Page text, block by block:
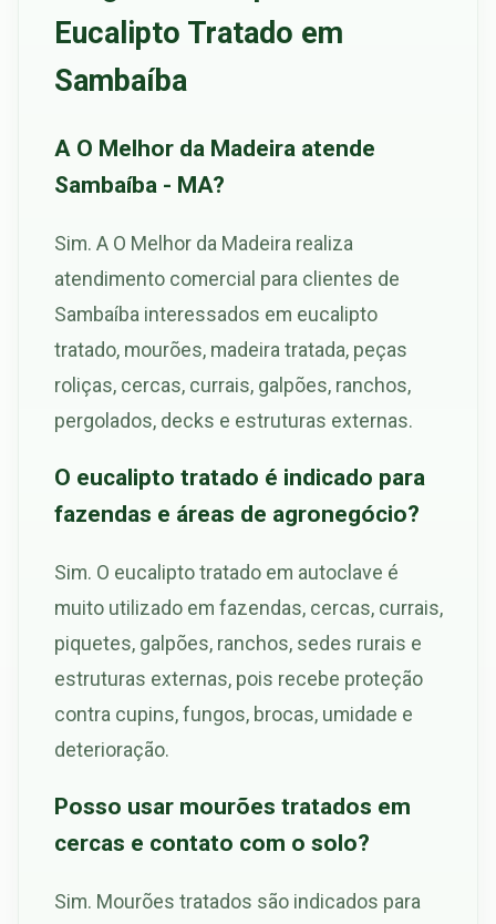
Eucalipto Tratado em
Sambaíba
A O Melhor da Madeira atende
Sambaíba - MA?
Sim. A O Melhor da Madeira realiza
atendimento comercial para clientes de
Sambaíba interessados em eucalipto
tratado, mourões, madeira tratada, peças
roliças, cercas, currais, galpões, ranchos,
pergolados, decks e estruturas externas.
O eucalipto tratado é indicado para
fazendas e áreas de agronegócio?
Sim. O eucalipto tratado em autoclave é
muito utilizado em fazendas, cercas, currais,
piquetes, galpões, ranchos, sedes rurais e
estruturas externas, pois recebe proteção
contra cupins, fungos, brocas, umidade e
deterioração.
Posso usar mourões tratados em
cercas e contato com o solo?
Sim. Mourões tratados são indicados para